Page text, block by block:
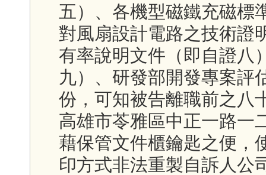
五）、各機型磁鐵充磁標
對風扇設計電路之技術證
有率說明文件（即自證八
九）、研發部開發專案評
份，可知被告離職前之八
高雄市苓雅區中正一路一
藉保管文件櫃鑰匙之便，
印方式非法重製自訴人公